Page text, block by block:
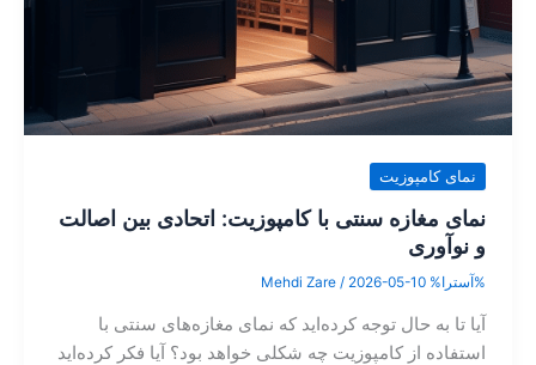
نمای کامپوزیت
نمای مغازه سنتی با کامپوزیت: اتحادی بین اصالت
و نوآوری
%آسترا% Mehdi Zare / 2026-05-10
آیا تا به حال توجه کرده‌اید که نمای مغازه‌های سنتی با
استفاده از کامپوزیت چه شکلی خواهد بود؟ آیا فکر کرده‌اید